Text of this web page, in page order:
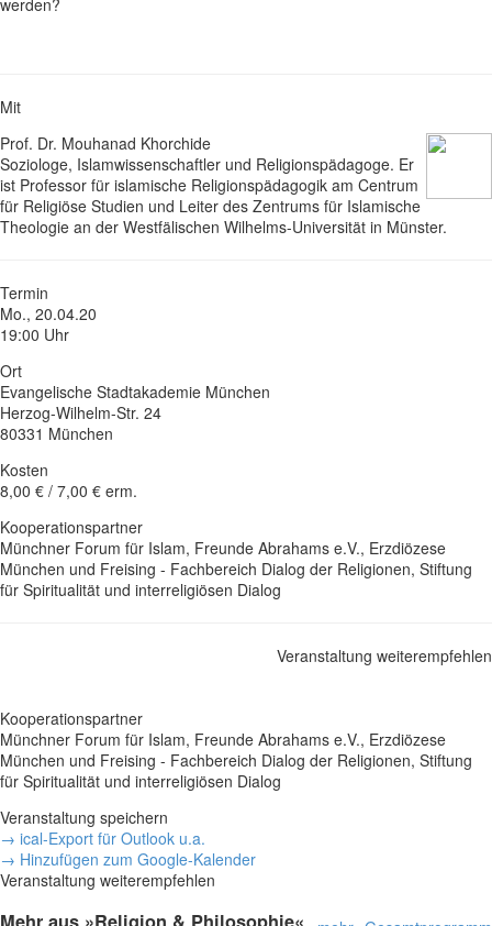
Mit
Prof. Dr. Mouhanad Khorchide
Soziologe, Islamwissenschaftler und Religionspädagoge. Er
ist Professor für islamische Religionspädagogik am Centrum
für Religiöse Studien und Leiter des Zentrums für Islamische
Theologie an der Westfälischen Wilhelms-Universität in Münster.
Termin
Mo., 20.04.20
19:00 Uhr
Ort
Evangelische Stadtakademie München
Herzog-Wilhelm-Str. 24
80331 München
Kosten
8,00 € / 7,00 € erm.
Kooperationspartner
Münchner Forum für Islam, Freunde Abrahams e.V., Erzdiözese
München und Freising - Fachbereich Dialog der Religionen, Stiftung
für Spiritualität und interreligiösen Dialog
Veranstaltung weiterempfehlen
Kooperationspartner
Münchner Forum für Islam, Freunde Abrahams e.V., Erzdiözese
München und Freising - Fachbereich Dialog der Religionen, Stiftung
für Spiritualität und interreligiösen Dialog
Veranstaltung speichern
→ ical-Export für Outlook u.a.
→ Hinzufügen zum Google-Kalender
Veranstaltung weiterempfehlen